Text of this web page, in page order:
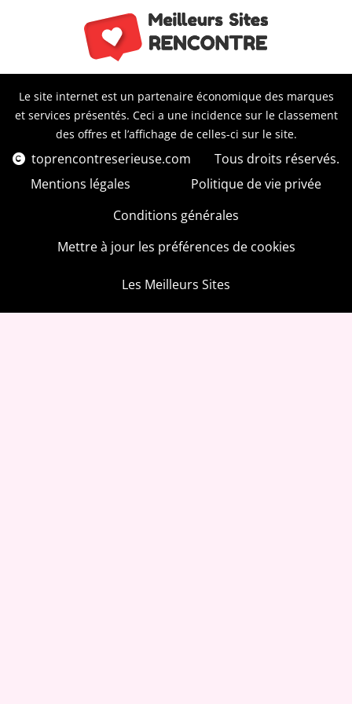
Le site internet est un partenaire économique des marques
et services présentés. Ceci a une incidence sur le classement
des offres et l’affichage de celles-ci sur le site.
toprencontreserieuse.com
Tous droits réservés.
Mentions légales
Politique de vie privée
Conditions générales
Mettre à jour les préférences de cookies
Les Meilleurs Sites